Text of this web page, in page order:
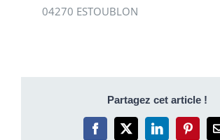
04270 ESTOUBLON
Partagez cet article !
Facebook
X LinkedIn